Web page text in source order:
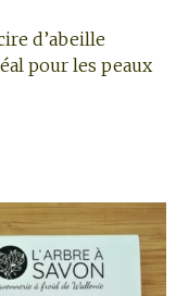
d’abeille
pour les peaux